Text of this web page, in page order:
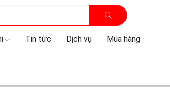
Tin tức Dịch vụ Mua hàng